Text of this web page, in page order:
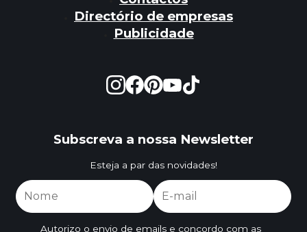
Directório de empresas
Publicidade
Subscreva a nossa Newsletter
Esteja a par das novidades!
Autorizo o envio de emails e concordo com as